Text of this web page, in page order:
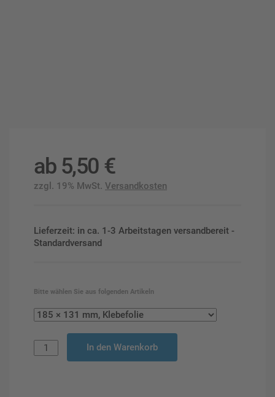
ab 5,50 €
zzgl. 19% MwSt. Versandkosten
Lieferzeit: in ca. 1-3 Arbeitstagen versandbereit -
Standardversand
Bitte wählen Sie aus folgenden Artikeln
In den Warenkorb